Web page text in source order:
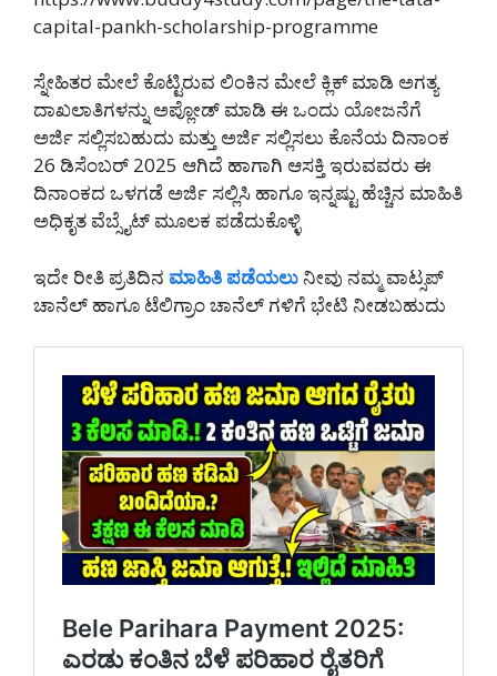
capital-pankh-scholarship-programme
ಸ್ನೇಹಿತರ ಮೇಲೆ ಕೊಟ್ಟಿರುವ ಲಿಂಕಿನ ಮೇಲೆ ಕ್ಲಿಕ್ ಮಾಡಿ ಅಗತ್ಯ
ದಾಖಲಾತಿಗಳನ್ನು ಅಪ್ಲೋಡ್ ಮಾಡಿ ಈ ಒಂದು ಯೋಜನೆಗೆ
ಅರ್ಜಿ ಸಲ್ಲಿಸಬಹುದು ಮತ್ತು ಅರ್ಜಿ ಸಲ್ಲಿಸಲು ಕೊನೆಯ ದಿನಾಂಕ
26 ಡಿಸೆಂಬರ್ 2025 ಆಗಿದೆ ಹಾಗಾಗಿ ಆಸಕ್ತಿ ಇರುವವರು ಈ
ದಿನಾಂಕದ ಒಳಗಡೆ ಅರ್ಜಿ ಸಲ್ಲಿಸಿ ಹಾಗೂ ಇನ್ನಷ್ಟು ಹೆಚ್ಚಿನ ಮಾಹಿತಿ
ಅಧಿಕೃತ ವೆಬ್ಸೈಟ್ ಮೂಲಕ ಪಡೆದುಕೊಳ್ಳಿ
ಇದೇ ರೀತಿ ಪ್ರತಿದಿನ ಮಾಹಿತಿ ಪಡೆಯಲುನೀವು ನಮ್ಮ ವಾಟ್ಸಪ್
ಚಾನೆಲ್ ಹಾಗೂ ಟೆಲಿಗ್ರಾಂ ಚಾನೆಲ್ ಗಳಿಗೆ ಭೇಟಿ ನೀಡಬಹುದು